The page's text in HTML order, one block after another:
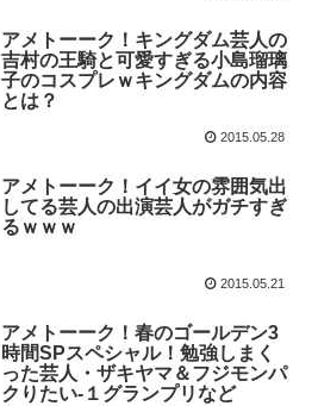
アメトーーク！キングダム芸人の
吉村の王騎と可愛すぎる小島瑠璃
子のコスプレｗキングダムの内容
とは？
2015.05.28
アメトーーク！イイ女の雰囲気出
してる芸人の出演芸人がガチすぎ
るｗｗｗ
2015.05.21
アメトーーク！春のゴールデン3
時間SPスペシャル！勉強しまく
った芸人・ザキヤマ＆フジモンパ
クりたい-１グランプリなど